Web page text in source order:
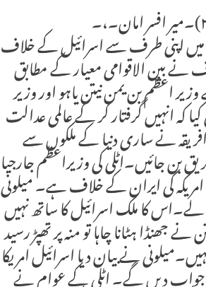
میں اپنی طرف سے اسرائیل کے خلاف
نے بین الاقوامی معیار کے مطابق
اعظم بن یمن نیتن یاہو اور وزیر
کہ انہیں گرفتار کر کے عالمی عدالت
نے ساری دنیا کے ملکوں سے
جائیں۔اٹلی کی وزیراعظم جارجیا
کی ایران کے خلاف ہے۔ میلونی
کا ملک اسرائیل کا ساتھ نہیں
ہٹانا چاہا تو منہ پر تھپڑ رسید
نے بیان دیا اسرائیل امریکا